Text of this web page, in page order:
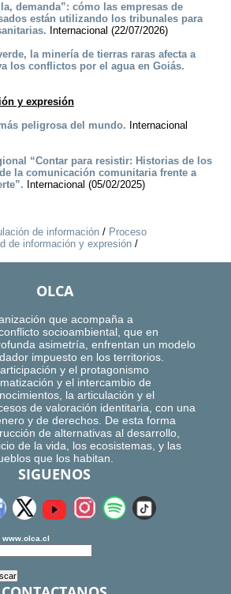
demanda”: cómo las empresas de
están utilizando los tribunales para
Internacional (22/07/2026)
la minería de tierras raras afecta a
los conflictos por el agua en Goiás.
y expresión
peligrosa del mundo. Internacional
“Contar para resistir: Historias de los
la comunicación comunitaria frente a
Internacional (05/02/2025)
de información / Proceso
de información y expresión /
OLCA
que acompaña a
socioambiental, que en
asimetría, enfrentan un modelo
impuesto en los territorios.
y el protagonismo
y el intercambio de
la articulación y el
de valoración identitaria, con una
y de derechos. De esta forma
de alternativas al desarrollo,
de la vida, los ecosistemas, y las
que los habitan.
SIGUENOS
www.olca.cl